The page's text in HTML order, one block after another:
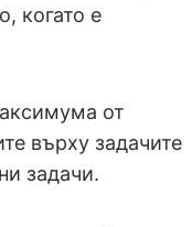
когато е
от
върху задачите
задачи.